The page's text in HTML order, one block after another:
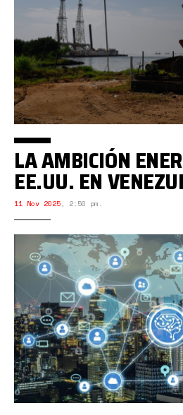
LA AMBICIÓN
EE.UU. EN
11 Nov 2025, 2:50 pm.